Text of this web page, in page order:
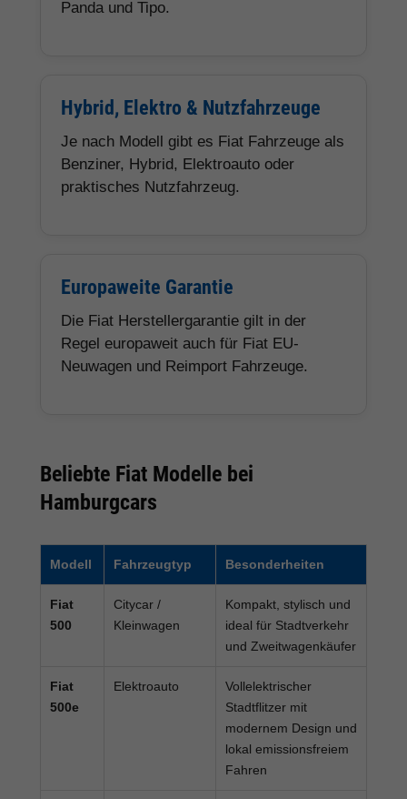
Panda und Tipo.
Hybrid, Elektro & Nutzfahrzeuge
Je nach Modell gibt es Fiat Fahrzeuge als
Benziner, Hybrid, Elektroauto oder
praktisches Nutzfahrzeug.
Europaweite Garantie
Die Fiat Herstellergarantie gilt in der
Regel europaweit auch für Fiat EU-
Neuwagen und Reimport Fahrzeuge.
Beliebte Fiat Modelle bei
Hamburgcars
Modell Fahrzeugtyp Besonderheiten
Fiat
500
Citycar /
Kleinwagen
Kompakt, stylisch und
ideal für Stadtverkehr
und Zweitwagenkäufer
Fiat
500e
Elektroauto
Vollelektrischer
Stadtflitzer mit
modernem Design und
lokal emissionsfreiem
Fahren